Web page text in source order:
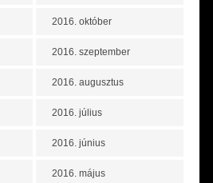
2016. október
2016. szeptember
2016. augusztus
2016. július
2016. június
2016. május